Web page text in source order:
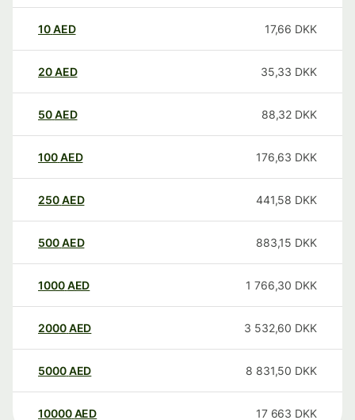
10AED 17,66 DKK
20AED 35,33 DKK
50AED 88,32 DKK
100AED 176,63 DKK
250AED 441,58 DKK
500AED 883,15 DKK
1000AED 1 766,30 DKK
2000AED 3 532,60 DKK
5000AED 8 831,50 DKK
10000 AED 17 663 DKK